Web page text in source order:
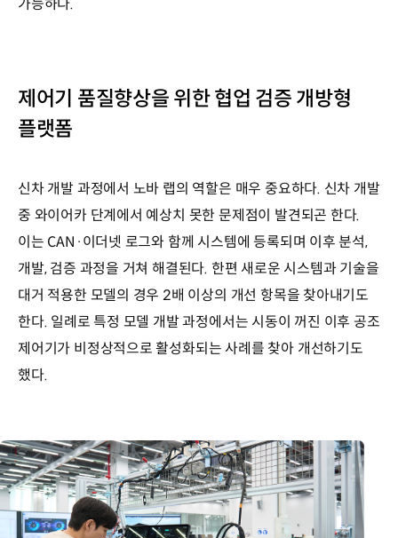
가능하다.
제어기 품질향상을 위한 협업 검증 개방형
플랫폼
신차 개발 과정에서 노바 랩의 역할은 매우 중요하다. 신차 개발
중 와이어카 단계에서 예상치 못한 문제점이 발견되곤 한다.
이는 CAN·이더넷 로그와 함께 시스템에 등록되며 이후 분석,
개발, 검증 과정을 거쳐 해결된다. 한편 새로운 시스템과 기술을
대거 적용한 모델의 경우 2배 이상의 개선 항목을 찾아내기도
한다. 일례로 특정 모델 개발 과정에서는 시동이 꺼진 이후 공조
제어기가 비정상적으로 활성화되는 사례를 찾아 개선하기도
했다.